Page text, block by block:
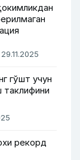
гўшт учун
рекорд